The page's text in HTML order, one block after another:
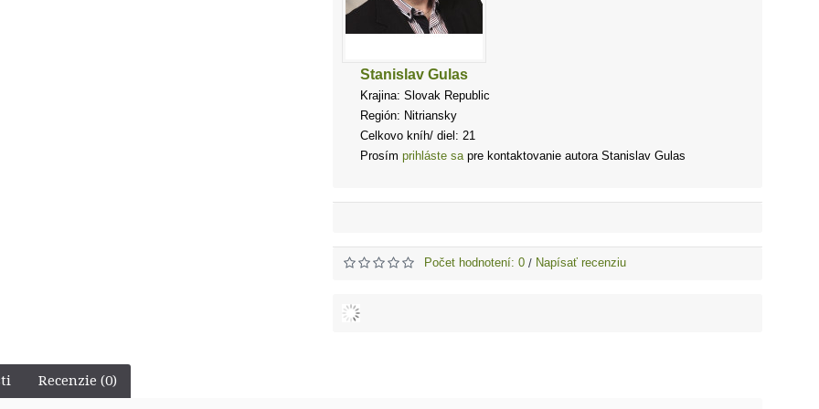
Stanislav Gulas
Krajina: Slovak Republic
Región: Nitriansky
Celkovo kníh/ diel: 21
Prosím prihláste sapre kontaktovanie autora Stanislav Gulas
Počet hodnotení: 0 / Napísať recenziu
Recenzie (0)